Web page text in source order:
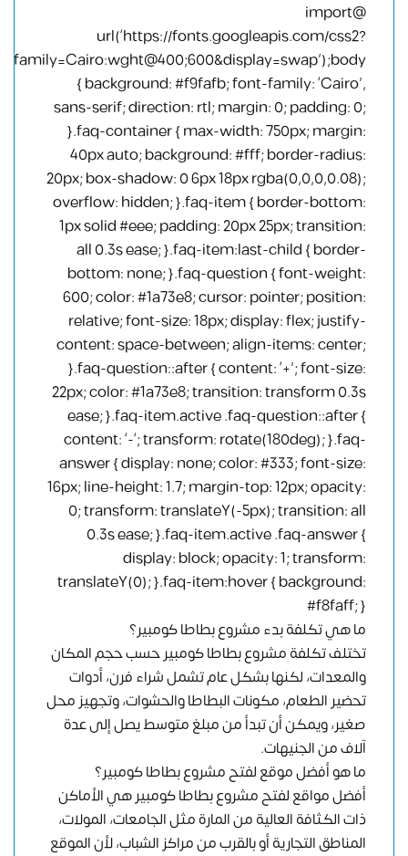
@import
url(‘https://fonts.googleapis.com/css2?
family=Cairo:wght@400;600&display=swap’);body
{ background: #f9fafb; font-family: ‘Cairo’,
sans-serif; direction: rtl; margin: 0; padding: 0;
}.faq-container { max-width: 750px; margin:
40px auto; background: #fff; border-radius:
20px; box-shadow: 0 6px 18px rgba(0,0,0,0.08);
overflow: hidden; }.faq-item { border-bottom:
1px solid #eee; padding: 20px 25px; transition:
all 0.3s ease; }.faq-item:last-child { border-
bottom: none; }.faq-question { font-weight:
600; color: #1a73e8; cursor: pointer; position:
relative; font-size: 18px; display: flex; justify-
content: space-between; align-items: center;
}.faq-question::after { content: ‘+’; font-size:
22px; color: #1a73e8; transition: transform 0.3s
ease; }.faq-item.active .faq-question::after {
content: ‘-‘; transform: rotate(180deg); }.faq-
answer { display: none; color: #333; font-size:
16px; line-height: 1.7; margin-top: 12px; opacity:
0; transform: translateY(-5px); transition: all
0.3s ease; }.faq-item.active .faq-answer {
display: block; opacity: 1; transform:
translateY(0); }.faq-item:hover { background:
#f8faff; }
ما هي تكلفة بدء مشروع بطاطا كومبير؟
تختلف تكلفة مشروع بطاطا كومبير حسب حجم المكان
والمعدات، لكنها بشكل عام تشمل شراء فرن، أدوات
تحضير الطعام، مكونات البطاطا والحشوات، وتجهيز محل
صغير، ويمكن أن تبدأ من مبلغ متوسط يصل إلى عدة
آلاف من الجنيهات.
ما هو أفضل موقع لفتح مشروع بطاطا كومبير؟
أفضل مواقع لفتح مشروع بطاطا كومبير هي الأماكن
ذات الكثافة العالية من المارة مثل الجامعات، المولات،
المناطق التجارية أو بالقرب من مراكز الشباب، لأن الموقع